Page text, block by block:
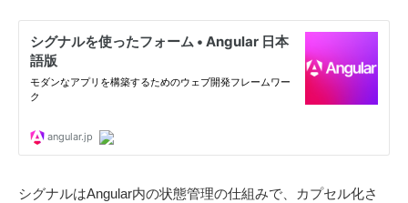
シグナルはAngular内の状態管理の仕組みで、カプセル化さ